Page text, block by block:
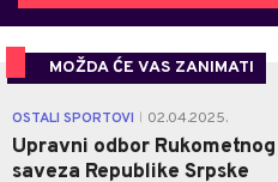
MOŽDA ĆE VAS ZANIMATI
OSTALI SPORTOVI 02.04.2025.
Upravni odbor Rukometnog
saveza Republike Srpske